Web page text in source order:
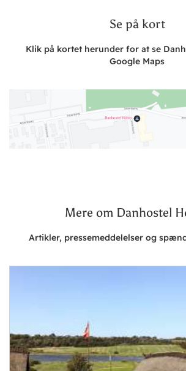
Se på kort
Klik på kortet herunder for at se
Google Maps
Mere om Danhostel
Artikler, pressemeddelelser og